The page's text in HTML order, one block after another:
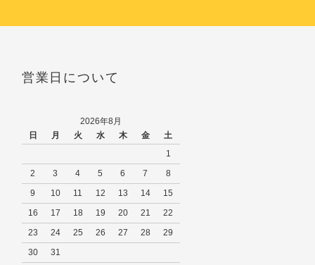
営業日について
2026年8月
日
月 火 水 木 金
土
1
2
3 4 5 6 7
8
9
10 11 12 13 14
15
16
17 18 19 20 21
22
23
24 25 26 27 28
29
30
31